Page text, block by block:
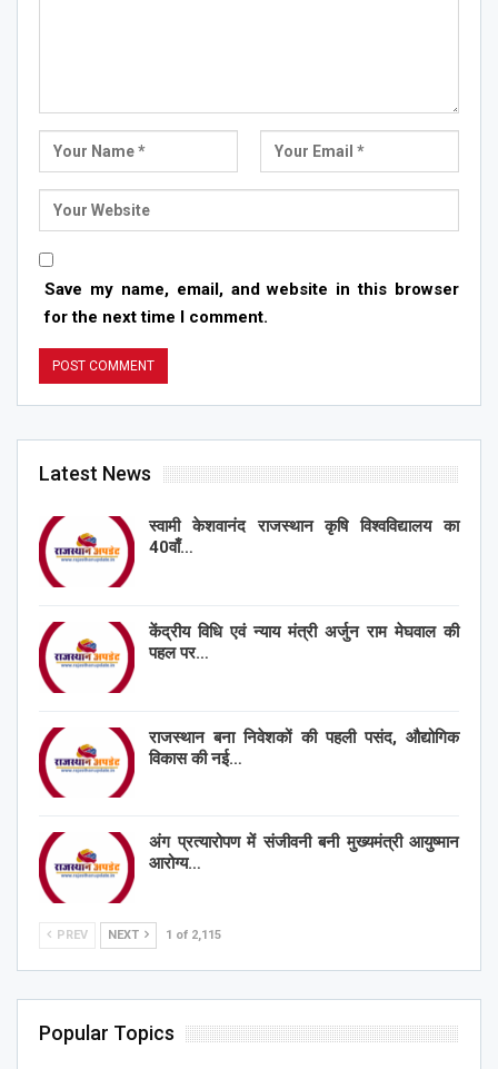
Save my name, email, and website in this browser
for the next time I comment.
Latest News
स्वामी केशवानंद राजस्थान कृषि विश्वविद्यालय का
40वाँ…
केंद्रीय विधि एवं न्याय मंत्री अर्जुन राम मेघवाल की
पहल पर…
राजस्थान बना निवेशकों की पहली पसंद, औद्योगिक
विकास की नई…
अंग प्रत्यारोपण में संजीवनी बनी मुख्यमंत्री आयुष्मान
आरोग्य…
PREV NEXT 1 of 2,115
Popular Topics